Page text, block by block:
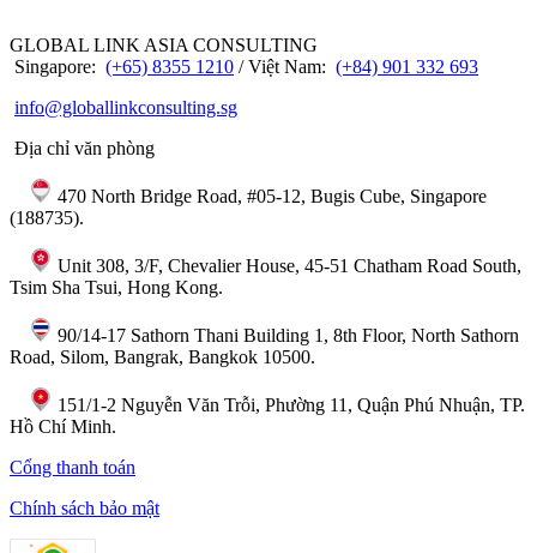
GLOBAL LINK ASIA CONSULTING
Singapore: (+65) 8355 1210 / Việt Nam: (+84) 901 332 693
info@globallinkconsulting.sg
Địa chỉ văn phòng
470 North Bridge Road, #05-12, Bugis Cube, Singapore
(188735).
Unit 308, 3/F, Chevalier House, 45-51 Chatham Road South,
Tsim Sha Tsui, Hong Kong.
90/14-17 Sathorn Thani Building 1, 8th Floor, North Sathorn
Road, Silom, Bangrak, Bangkok 10500.
151/1-2 Nguyễn Văn Trỗi, Phường 11, Quận Phú Nhuận, TP.
Hồ Chí Minh.
Cổng thanh toán
Chính sách bảo mật